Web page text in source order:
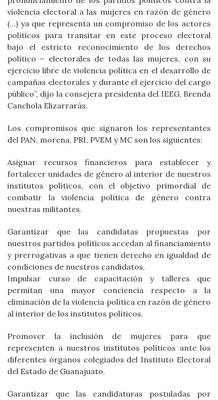
violencia electoral a las mujeres en razón de género
(…) ya que representa un compromiso de los actores
políticos para transitar en este proceso electoral
bajo el estricto reconocimiento de los derechos
político – electorales de todas las mujeres, con su
ejercicio libre de violencia política en el desarrollo de
campañas electorales y durante el ejercicio del cargo
público”, dijo la consejera presidenta del IEEG, Brenda
Canchola Elizarrarás.
Los compromisos que signaron los representantes
del PAN, morena, PRI, PVEM y MC son los siguientes:
Asignar recursos financieros para establecer y
fortalecer unidades de género al interior de nuestros
institutos políticos, con el objetivo primordial de
combatir la violencia política de género contra
nuestras militantes.
Garantizar que las candidatas propuestas por
nuestros partidos políticos accedan al financiamiento
y prerrogativas a que tienen derecho en igualdad de
condiciones de nuestros candidatos.
Impulsar curso de capacitación y talleres que
permitan una mayor conciencia respecto a la
eliminación de la violencia política en razón de género
al interior de los institutos políticos.
Promover la inclusión de mujeres para que
representen a nuestros institutos políticos ante los
diferentes órganos colegiados del Instituto Electoral
del Estado de Guanajuato.
Garantizar que las candidaturas postuladas por